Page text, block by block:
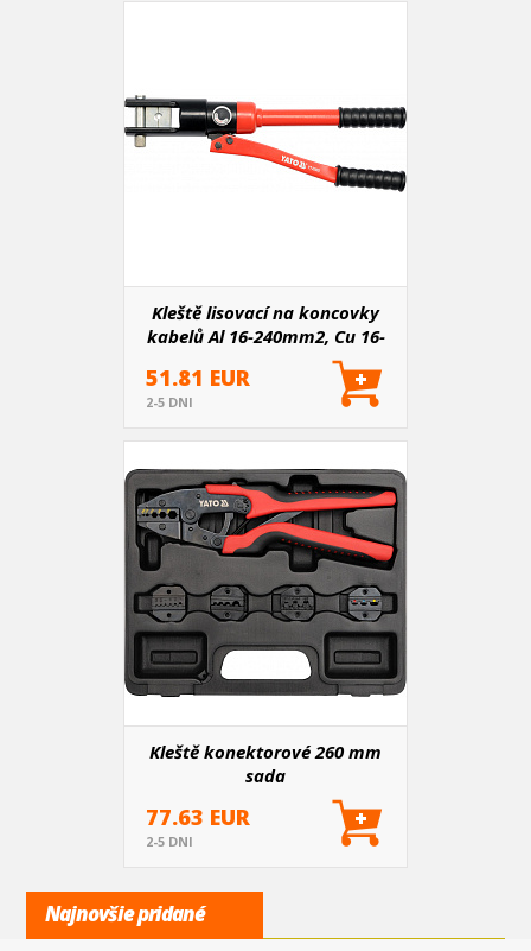
Kleště lisovací na koncovky
kabelů Al 16-240mm2, Cu 16-
300mm2 , 470mm
51.81 EUR
2-5 DNI
Kleště konektorové 260 mm
sada
77.63 EUR
2-5 DNI
Najnovšie pridané